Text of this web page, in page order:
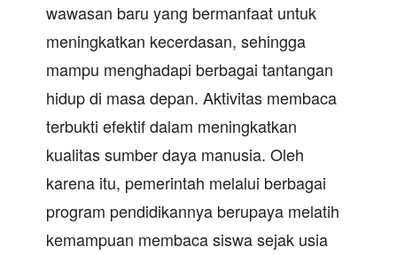
wawasan baru yang bermanfaat untuk
meningkatkan kecerdasan, sehingga
mampu menghadapi berbagai tantangan
hidup di masa depan. Aktivitas membaca
terbukti efektif dalam meningkatkan
kualitas sumber daya manusia. Oleh
karena itu, pemerintah melalui berbagai
program pendidikannya berupaya melatih
kemampuan membaca siswa sejak usia